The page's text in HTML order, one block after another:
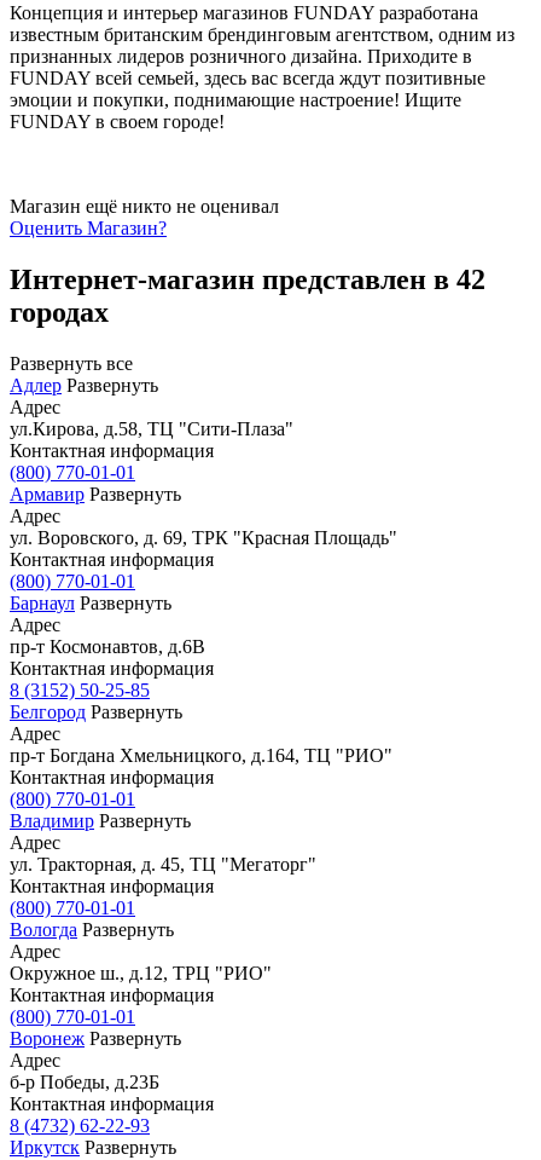
Концепция и интерьер магазинов FUNDAY разработана
известным британским брендинговым агентством, одним из
признанных лидеров розничного дизайна. Приходите в
FUNDAY всей семьей, здесь вас всегда ждут позитивные
эмоции и покупки, поднимающие настроение! Ищите
FUNDAY в своем городе!
Магазин ещё никто не оценивал
Оценить Магазин?
Интернет-магазин представлен в 42
городах
Развернуть все
Адлер Развернуть
Адрес
ул.Кирова, д.58, ТЦ "Сити-Плаза"
Контактная информация
(800) 770-01-01
Армавир Развернуть
Адрес
ул. Воровского, д. 69, ТРК "Красная Площадь"
Контактная информация
(800) 770-01-01
Барнаул Развернуть
Адрес
пр-т Космонавтов, д.6В
Контактная информация
8 (3152) 50-25-85
Белгород Развернуть
Адрес
пр-т Богдана Хмельницкого, д.164, ТЦ "РИО"
Контактная информация
(800) 770-01-01
Владимир Развернуть
Адрес
ул. Тракторная, д. 45, ТЦ "Мегаторг"
Контактная информация
(800) 770-01-01
Вологда Развернуть
Адрес
Окружное ш., д.12, ТРЦ "РИО"
Контактная информация
(800) 770-01-01
Воронеж Развернуть
Адрес
б-р Победы, д.23Б
Контактная информация
8 (4732) 62-22-93
Иркутск Развернуть